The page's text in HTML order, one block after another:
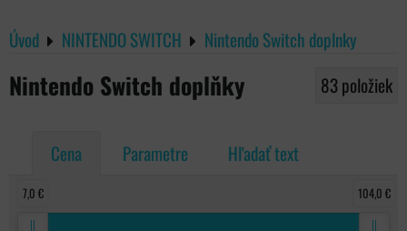
Úvod NINTENDO SWITCH Nintendo Switch doplnky
Nintendo Switch doplňky 83položiek
Cena Parametre Hľadať text
7,0 € 104,0 €